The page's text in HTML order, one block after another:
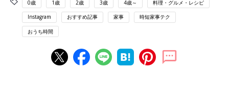
0歳 1歳 2歳 3歳 4歳～ 料理・グルメ・レシピ
Instagram おすすめ記事 家事 時短家事テク
おうち時間